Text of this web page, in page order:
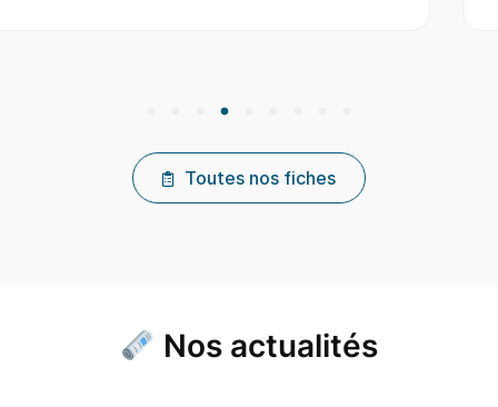
Toutes nos fiches
Nos actualités